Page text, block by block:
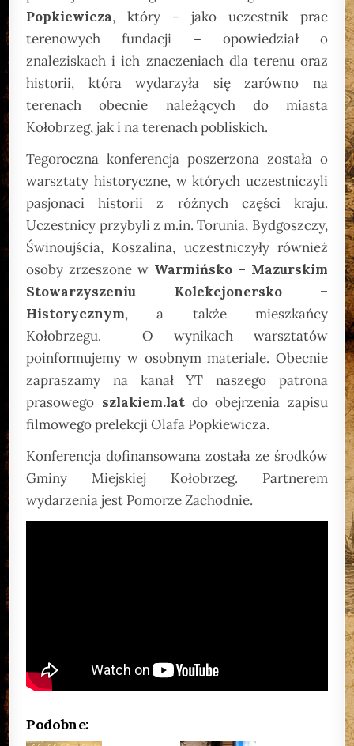
Popkiewicza, który – jako uczestnik prac
terenowych fundacji – opowiedział o
znaleziskach i ich znaczeniach dla terenu oraz
historii, która wydarzyła się zarówno na
terenach obecnie należących do miasta
Kołobrzeg, jak i na terenach pobliskich.
Tegoroczna konferencja poszerzona została o
warsztaty historyczne, w których uczestniczyli
pasjonaci historii z różnych części kraju.
Uczestnicy przybyli z m.in. Torunia, Bydgoszczy,
Świnoujścia, Koszalina, uczestniczyły również
osoby zrzeszone w Warmińsko – Mazurskim
Stowarzyszeniu Kolekcjonersko –
Historycznym, a także mieszkańcy
Kołobrzegu. O wynikach warsztatów
poinformujemy w osobnym materiale. Obecnie
zapraszamy na kanał YT naszego patrona
prasowego szlakiem.latdo obejrzenia zapisu
filmowego prelekcji Olafa Popkiewicza.
Konferencja dofinansowana została ze środków
Gminy Miejskiej Kołobrzeg. Partnerem
wydarzenia jest Pomorze Zachodnie.
Podobne: